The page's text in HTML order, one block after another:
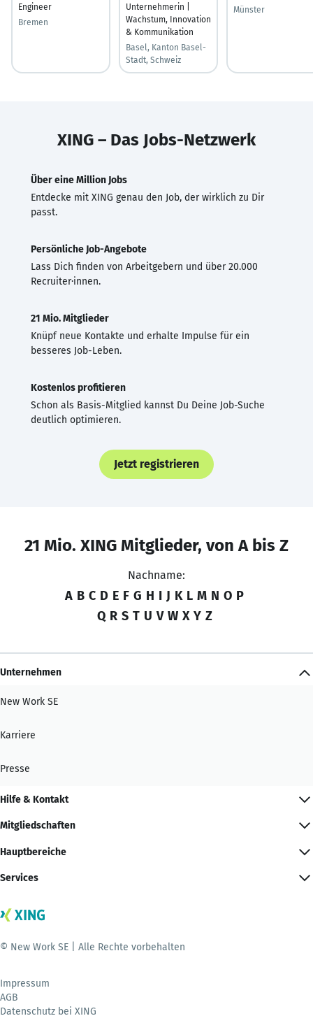
Engineer
Bremen
Unternehmerin |
Wachstum, Innovation
& Kommunikation
Basel, Kanton Basel-
Stadt, Schweiz
Münster
XING – Das Jobs-Netzwerk
Über eine Million Jobs
Entdecke mit XING genau den Job, der wirklich zu Dir
passt.
Persönliche Job-Angebote
Lass Dich finden von Arbeitgebern und über 20.000
Recruiter·innen.
21 Mio. Mitglieder
Knüpf neue Kontakte und erhalte Impulse für ein
besseres Job-Leben.
Kostenlos profitieren
Schon als Basis-Mitglied kannst Du Deine Job-Suche
deutlich optimieren.
Jetzt registrieren
21 Mio. XING Mitglieder, von A bis Z
Nachname:
A B C D E F G H I J K L M N O P
Q R S T U V W X Y Z
Unternehmen
New Work SE
Karriere
Presse
Hilfe & Kontakt
Mitgliedschaften
Hauptbereiche
Services
© New Work SE | Alle Rechte vorbehalten
Impressum
AGB
Datenschutz bei XING